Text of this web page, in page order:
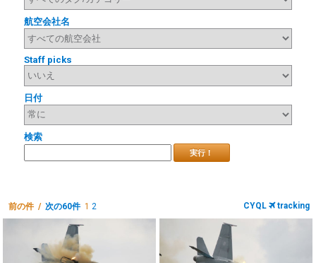
航空会社名
Staff picks
日付
検索
実行！
前の件 /次の60件1 2 CYQL tracking